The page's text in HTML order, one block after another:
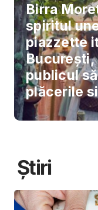
Birra
spiritul
piazzette
publicul
plăcerile
Știri